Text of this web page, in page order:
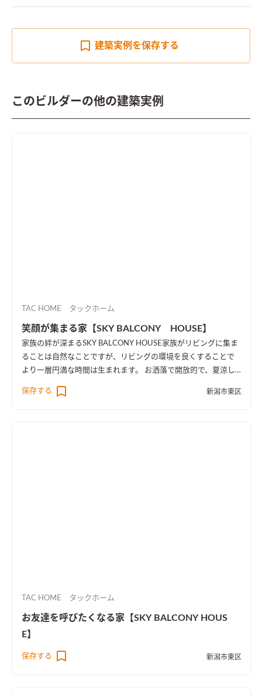
建築実例を保存する
このビルダーの他の建築実例
TAC HOME タックホーム
笑顔が集まる家【SKY BALCONY HOUSE】
家族の絆が深まるSKY BALCONY HOUSE家族がリビングに集ま
ることは自然なことですが、リビングの環境を良くすることで
より一層円満な時間は生まれます。 お洒落で開放的で、夏涼し
族との時間を大切にしたい方にご興味をお持ちいただけると嬉
保存する 新潟市東区
TAC HOME タックホーム
お友達を呼びたくなる家【SKY BALCONY HOUS
E】
保存する 新潟市東区